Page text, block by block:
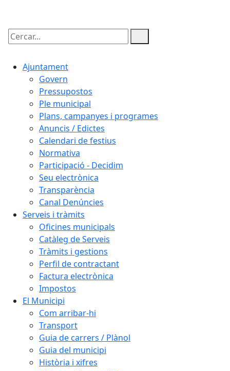
Cercar:
Ajuntament
Govern
Pressupostos
Ple municipal
Plans, campanyes i programes
Anuncis / Edictes
Calendari de festius
Normativa
Participació - Decidim
Seu electrònica
Transparència
Canal Denúncies
Serveis i tràmits
Oficines municipals
Catàleg de Serveis
Tràmits i gestions
Perfil de contractant
Factura electrònica
Impostos
El Municipi
Com arribar-hi
Transport
Guia de carrers / Plànol
Guia del municipi
Història i xifres